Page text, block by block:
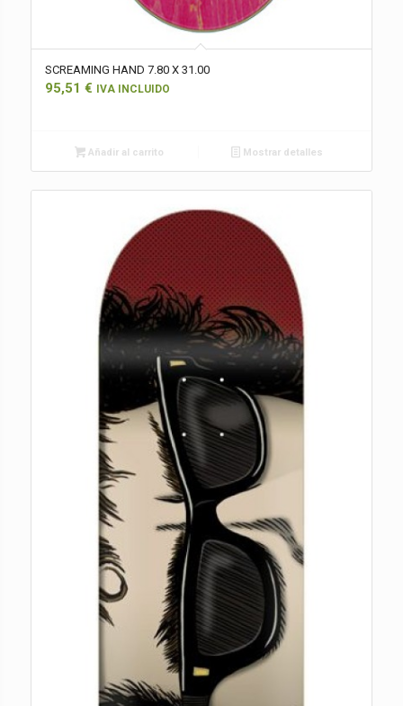
SCREAMING HAND 7.80 X 31.00
95,51 € IVA INCLUIDO
Añadir al carrito Mostrar detalles